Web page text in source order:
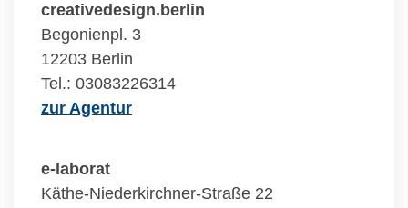
creativedesign.berlin
Begonienpl. 3
12203 Berlin
Tel.: 03083226314
zur Agentur
e-laborat
Käthe-Niederkirchner-Straße 22